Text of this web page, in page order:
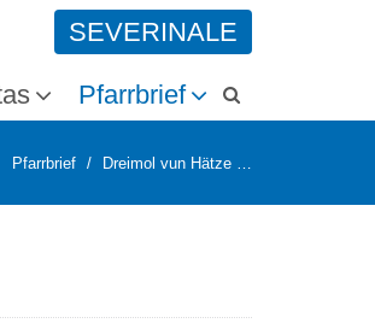
SEVERINALE
Pfarrbrief
Pfarrbrief Dreimol vun Hätze …